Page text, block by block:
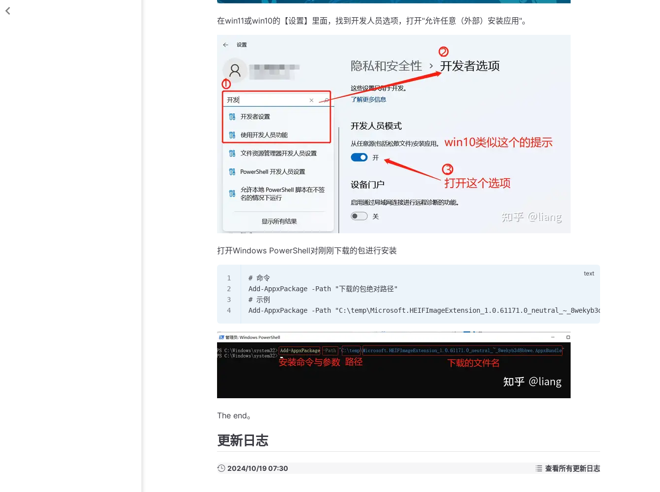
在win11或win10的【设置】里面，找到开发人员选项，打开"允许任意（外部）安装应用"。
打开Windows PowerShell对刚刚下载的包进行安装
# 命令
Add-AppxPackage -Path "下载的包绝对路径"
# 示例
Add-AppxPackage -Path
The end。
更新日志
2024/10/19 07:30 查看所有更新日志